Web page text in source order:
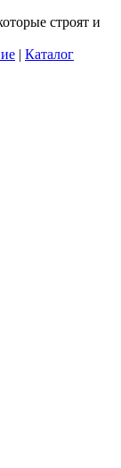
строят и
| Каталог